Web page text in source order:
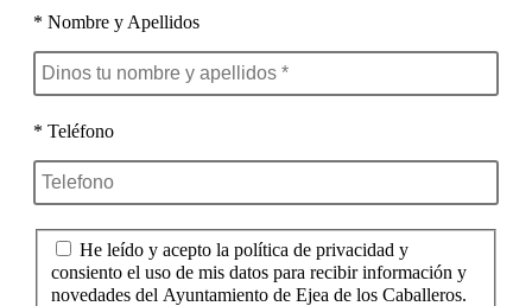
* Nombre y Apellidos
* Teléfono
He leído y acepto la política de privacidad y
consiento el uso de mis datos para recibir información y
novedades del Ayuntamiento de Ejea de los Caballeros.